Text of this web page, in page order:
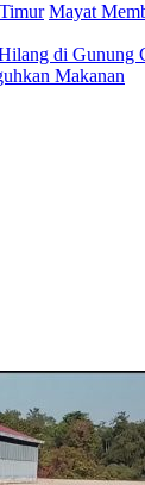
Mayat
di Gunung
Makanan